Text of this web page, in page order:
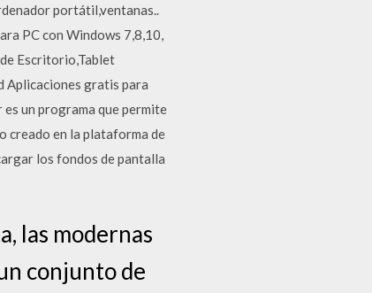
portátil,ventanas..
PC con Windows 7,8,10,
Escritorio,Tablet
Aplicaciones gratis para
un programa que permite
creado en la plataforma de
los fondos de pantalla
las modernas
conjunto de